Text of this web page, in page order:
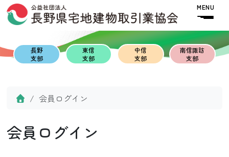
Skip to content
Skip to footer
長野
支部
東信
支部
中信
支部
南信諏訪
支部
Home会員ログイン
会員ログイン
MENU